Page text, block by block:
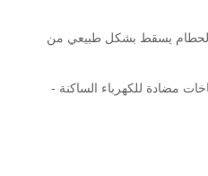
يسقط بشكل طبيعي من
مضادة للكهرباء الساكنة -